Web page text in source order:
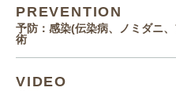
PREVENTION
予防：感染(伝染病、ノミダニ
術
VIDEO